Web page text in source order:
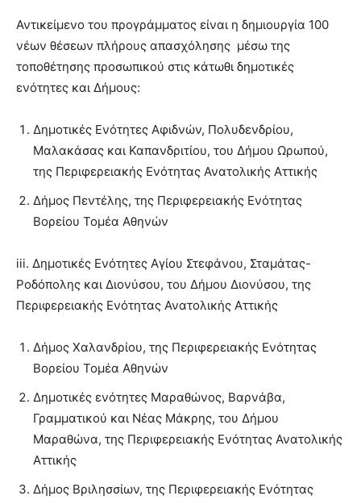
Αντικείμενο του προγράμματος είναι η δημιουργία 100
νέων θέσεων πλήρους απασχόλησης μέσω της
τοποθέτησης προσωπικού στις κάτωθι δημοτικές
ενότητες και Δήμους:
Δημοτικές Ενότητες Αφιδνών, Πολυδενδρίου,
Μαλακάσας και Καπανδριτίου, του Δήμου Ωρωπού,
της Περιφερειακής Ενότητας Ανατολικής Αττικής
Δήμος Πεντέλης, της Περιφερειακής Ενότητας
Βορείου Τομέα Αθηνών
iii. Δημοτικές Ενότητες Αγίου Στεφάνου, Σταμάτας-
Ροδόπολης και Διονύσου, του Δήμου Διονύσου, της
Περιφερειακής Ενότητας Ανατολικής Αττικής
Δήμος Χαλανδρίου, της Περιφερειακής Ενότητας
Βορείου Τομέα Αθηνών
Δημοτικές ενότητες Μαραθώνος, Βαρνάβα,
Γραμματικού και Νέας Μάκρης, του Δήμου
Μαραθώνα, της Περιφερειακής Ενότητας Ανατολικής
Αττικής
Δήμος Βριλησσίων, της Περιφερειακής Ενότητας